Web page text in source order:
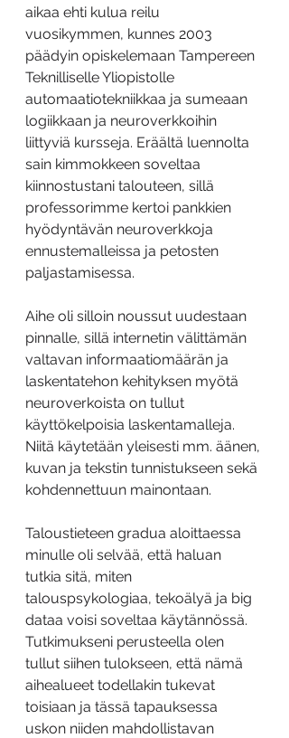
aikaa ehti kulua reilu
vuosikymmen, kunnes 2003
päädyin opiskelemaan Tampereen
Teknilliselle Yliopistolle
automaatiotekniikkaa ja sumeaan
logiikkaan ja neuroverkkoihin
liittyviä kursseja. Eräältä luennolta
sain kimmokkeen soveltaa
kiinnostustani talouteen, sillä
professorimme kertoi pankkien
hyödyntävän neuroverkkoja
ennustemalleissa ja petosten
paljastamisessa.
Aihe oli silloin noussut uudestaan
pinnalle, sillä internetin välittämän
valtavan informaatiomäärän ja
laskentatehon kehityksen myötä
neuroverkoista on tullut
käyttökelpoisia laskentamalleja.
Niitä käytetään yleisesti mm. äänen,
kuvan ja tekstin tunnistukseen sekä
kohdennettuun mainontaan.
Taloustieteen gradua aloittaessa
minulle oli selvää, että haluan
tutkia sitä, miten
talouspsykologiaa, tekoälyä ja big
dataa voisi soveltaa käytännössä.
Tutkimukseni perusteella olen
tullut siihen tulokseen, että nämä
aihealueet todellakin tukevat
toisiaan ja tässä tapauksessa
uskon niiden mahdollistavan